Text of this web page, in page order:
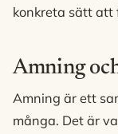
konkreta sätt
Amning
Amning är ett
många. Det är